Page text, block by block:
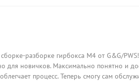
разборке гирбокса M4 от G&G/
для новичков. Максимально понятно и
процесс. Теперь смогу сам